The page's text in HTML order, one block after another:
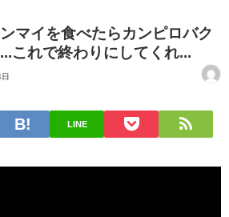
マイを食べたらカンピロバク
これで終わりにしてくれ...
LINE